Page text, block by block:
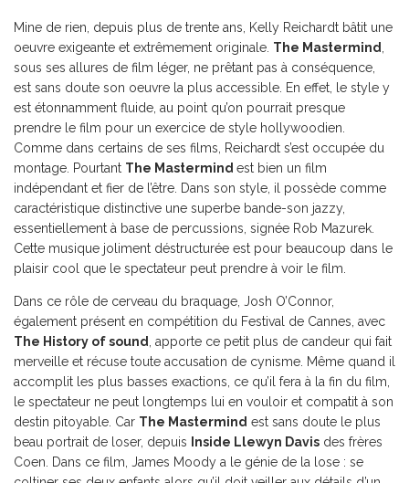
Mine de rien, depuis plus de trente ans, Kelly Reichardt bâtit une
oeuvre exigeante et extrêmement originale. The Mastermind
sous ses allures de film léger, ne prêtant pas à conséquence,
est sans doute son oeuvre la plus accessible. En effet, le style y
est étonnamment fluide, au point qu’on pourrait presque
prendre le film pour un exercice de style hollywoodien.
Comme dans certains de ses films, Reichardt s’est occupée du
montage. Pourtant The Mastermind est bien un film
indépendant et fier de l’être. Dans son style, il possède comme
caractéristique distinctive une superbe bande-son jazzy,
essentiellement à base de percussions, signée Rob Mazurek.
Cette musique joliment déstructurée est pour beaucoup dans le
plaisir cool que le spectateur peut prendre à voir le film.
Dans ce rôle de cerveau du braquage, Josh O’Connor,
également présent en compétition du Festival de Cannes, avec
The History of sound
, apporte ce petit plus de candeur qui fait
merveille et récuse toute accusation de cynisme. Même quand il
accomplit les plus basses exactions, ce qu’il fera à la fin du film,
le spectateur ne peut longtemps lui en vouloir et compatit à son
destin pitoyable. Car The Mastermind est sans doute le plus
beau portrait de loser, depuis
Inside Llewyn Davis des frères
Coen. Dans ce film, James Moody a le génie de la lose : se